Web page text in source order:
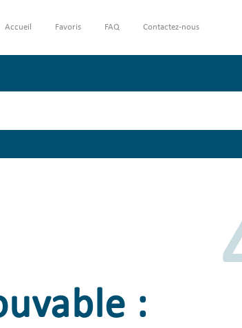
Accueil Favoris FAQ Contactez-nous
: